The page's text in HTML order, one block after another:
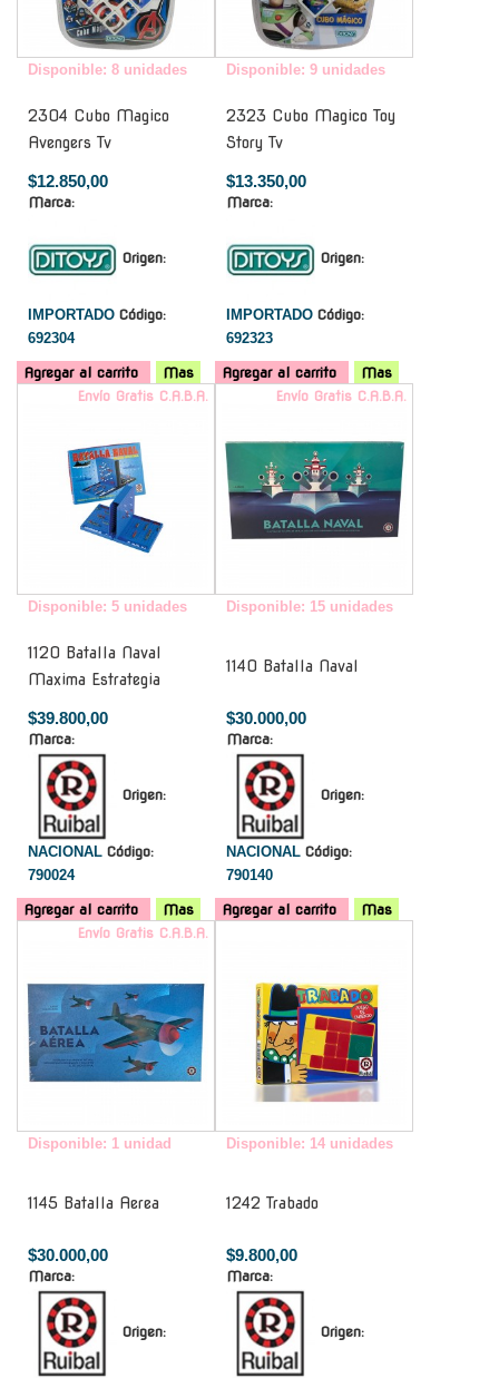
Disponible: 8 unidades
2304 Cubo Magico
Avengers Tv
$12.850,00
Marca:
Origen:
IMPORTADO Código:
692304
Agregar al carrito Mas
Disponible: 9 unidades
2323 Cubo Magico Toy
Story Tv
$13.350,00
Marca:
Origen:
IMPORTADO Código:
692323
Agregar al carrito
Mas
Envío Gratis C.A.B.A.
Disponible: 5 unidades
1120 Batalla Naval
Maxima Estrategia
$39.800,00
Marca:
Origen:
NACIONAL Código:
790024
Agregar al carrito Mas
Envío Gratis C.A.B.A.
Disponible: 15 unidades
1140 Batalla Naval
$30.000,00
Marca:
Origen:
NACIONAL Código:
790140
Agregar al carrito
Mas
Envío Gratis C.A.B.A.
Disponible: 1 unidad
1145 Batalla Aerea
$30.000,00
Marca:
Origen:
Disponible: 14 unidades
1242 Trabado
$9.800,00
Marca:
Origen: